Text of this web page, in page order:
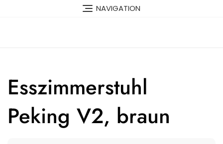
NAVIGATION
Esszimmerstuhl
Peking V2, braun